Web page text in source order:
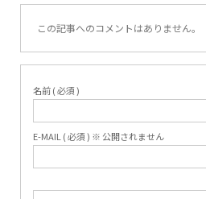
この記事へのコメントはありません。
名前 ( 必須 )
E-MAIL ( 必須 ) ※ 公開されません